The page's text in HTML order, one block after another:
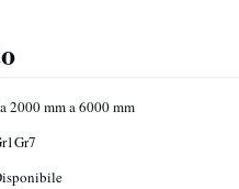
2000 mm a 6000 mm